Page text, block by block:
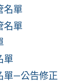
名單
名單
單
單—公告修正